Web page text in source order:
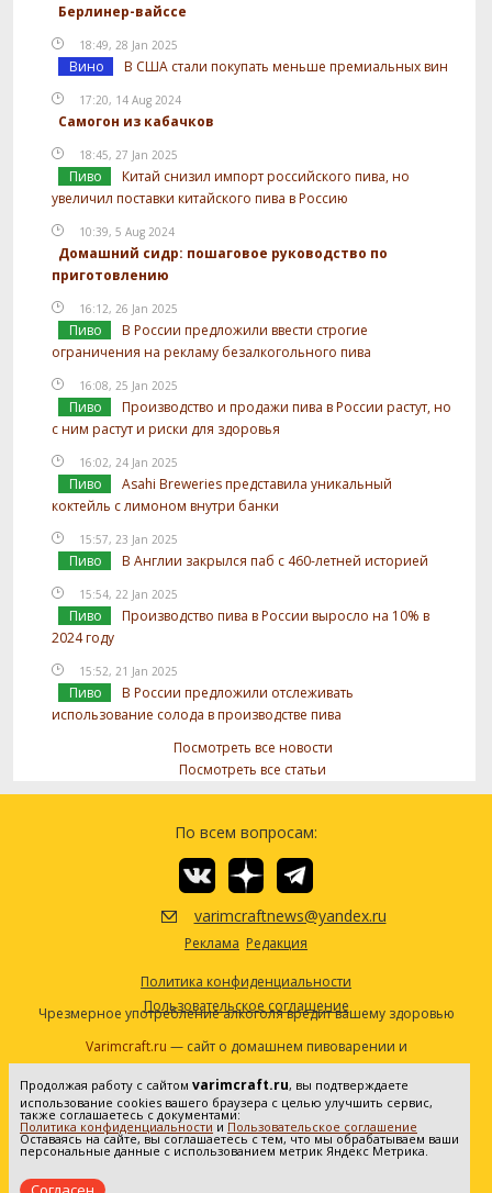
Берлинер-вайссе
18:49, 28 Jan 2025
Вино В США стали покупать меньше премиальных вин
17:20, 14 Aug 2024
Самогон из кабачков
18:45, 27 Jan 2025
Пиво
Китай снизил импорт российского пива, но
увеличил поставки китайского пива в Россию
10:39, 5 Aug 2024
Домашний сидр: пошаговое руководство по
приготовлению
16:12, 26 Jan 2025
Пиво
В России предложили ввести строгие
ограничения на рекламу безалкогольного пива
16:08, 25 Jan 2025
Пиво
Производство и продажи пива в России растут, но
с ним растут и риски для здоровья
16:02, 24 Jan 2025
Пиво
Asahi Breweries представила уникальный
коктейль с лимоном внутри банки
15:57, 23 Jan 2025
Пиво В Англии закрылся паб с 460-летней историей
15:54, 22 Jan 2025
Пиво
Производство пива в России выросло на 10% в
2024 году
15:52, 21 Jan 2025
Пиво
В России предложили отслеживать
использование солода в производстве пива
Посмотреть все новости
Посмотреть все статьи
По всем вопросам:
varimcraftnews@yandex.ru
Реклама Редакция
Политика конфиденциальности
Пользовательское соглашение
Чрезмерное употребление алкоголя вредит вашему здоровью
Varimcraft.ru — сайт о домашнем пивоварении и
самогоноварении.
Сетевое издание «Варимкрафт». Зарегистрировано в
Федеральной службе по надзору в сфере связи, информационных
технологий и массовых коммуникаций (Роскомнадзор). Реестровая
запись ЭЛ No ФС77-80936 от 25.05.2021. Все права защищены. 16+
Продолжая работу с сайтом varimcraft.ru, вы подтверждаете
использование cookies вашего браузера с целью улучшить сервис,
также соглашаетесь с документами:
Политика конфиденциальности и Пользовательское соглашение
Оставаясь на сайте, вы соглашаетесь с тем, что мы обрабатываем ваши
персональные данные с использованием метрик Яндекс Метрика.